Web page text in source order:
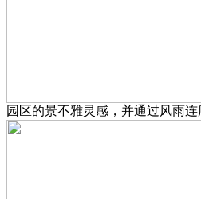
园区的景不雅灵感，并通过风雨连